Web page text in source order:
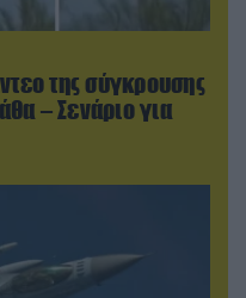
της σύγκρουσης
– Σενάριο για